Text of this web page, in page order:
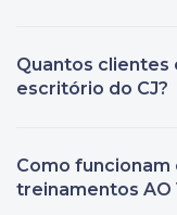
Quantos clientes
escritório do CJ?
Como funcionam
treinamentos AO